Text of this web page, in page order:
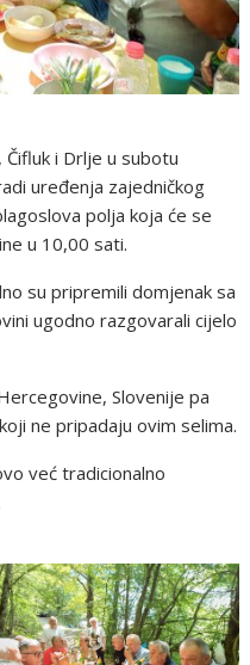
i Drlje u subotu
uređenja zajedničkog
polja koja će se
u 10,00 sati.
su pripremili domjenak sa
ugodno razgovarali cijelo
Slovenije pa
ne pripadaju ovim selima.
već tradicionalno